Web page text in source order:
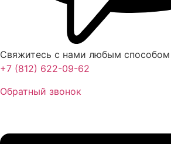
Свяжитесь с нами любым способом
+7 (812) 622-09-62
Обратный звонок